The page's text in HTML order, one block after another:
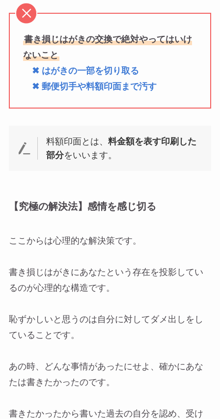
書き損じはがきの交換で絶対やってはいけ
ないこと
✖ はがきの一部を切り取る
✖ 郵便切手や料額印面まで汚す
料額印面とは、料金額を表す印刷した
部分をいいます。
【究極の解決法】感情を感じ切る
ここからは心理的な解決策です。
書き損じはがきにあなたという存在を投影してい
るのが心理的な構造です。
恥ずかしいと思うのは自分に対してダメ出しをし
ていることです。
あの時、どんな事情があったにせよ、確かにあな
たは書きたかったのです。
書きたかったから書いた過去の自分を認め、受け